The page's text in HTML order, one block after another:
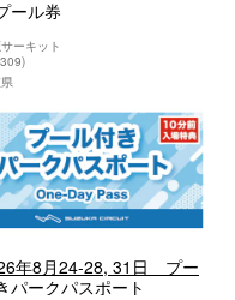
ール券
ーキット
10位
年8月24-28, 31日 プー
パークパスポート